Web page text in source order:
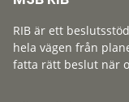
RIB är ett
hela vägen från
fatta rätt beslut när